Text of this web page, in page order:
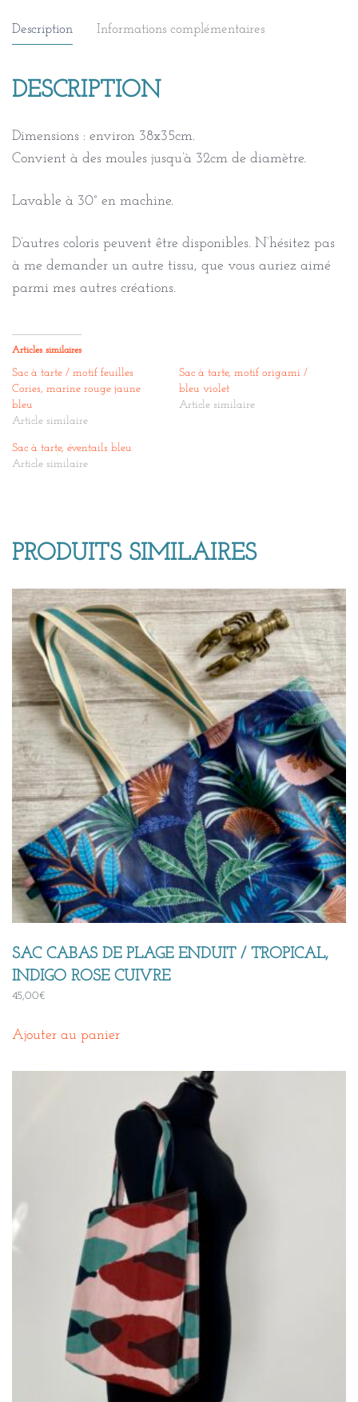
Description Informations complémentaires
DESCRIPTION
Dimensions : environ 38x35cm.
Convient à des moules jusqu’à 32cm de diamètre.
Lavable à 30° en machine.
D’autres coloris peuvent être disponibles. N’hésitez pas
à me demander un autre tissu, que vous auriez aimé
parmi mes autres créations.
Articles similaires
Sac à tarte / motif feuilles
Cories, marine rouge jaune
bleu
Article similaire
Sac à tarte, motif origami /
bleu violet
Article similaire
Sac à tarte, éventails bleu
Article similaire
PRODUITS SIMILAIRES
SAC CABAS DE PLAGE ENDUIT / TROPICAL,
INDIGO ROSE CUIVRE
45,00€
Ajouter au panier